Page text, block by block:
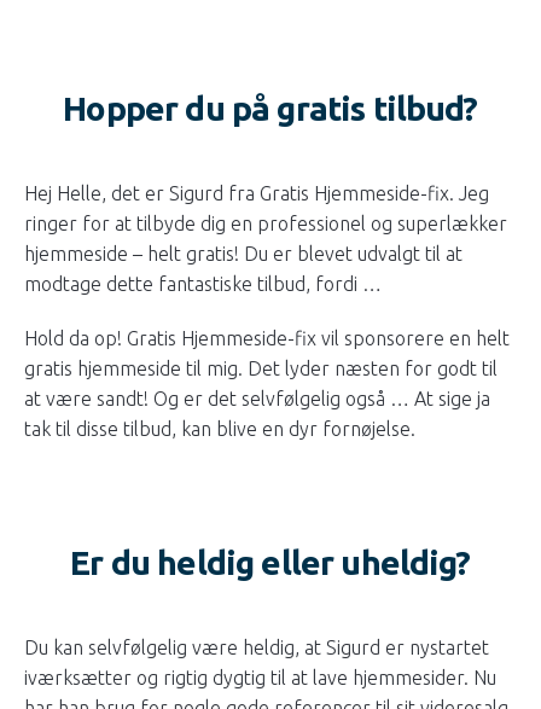
Hopper du på gratis tilbud?
Hej Helle, det er Sigurd fra Gratis Hjemmeside-fix. Jeg
ringer for at tilbyde dig en professionel og superlækker
hjemmeside – helt gratis! Du er blevet udvalgt til at
modtage dette fantastiske tilbud, fordi …
Hold da op! Gratis Hjemmeside-fix vil sponsorere en helt
gratis hjemmeside til mig. Det lyder næsten for godt til
at være sandt! Og er det selvfølgelig også … At sige ja
tak til disse tilbud, kan blive en dyr fornøjelse.
Er du heldig eller uheldig?
Du kan selvfølgelig være heldig, at Sigurd er nystartet
iværksætter og rigtig dygtig til at lave hjemmesider. Nu